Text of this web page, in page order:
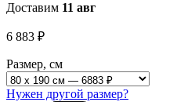
Доставим 11 авг
6 883 ₽
Размер, см
Нужен другой размер?